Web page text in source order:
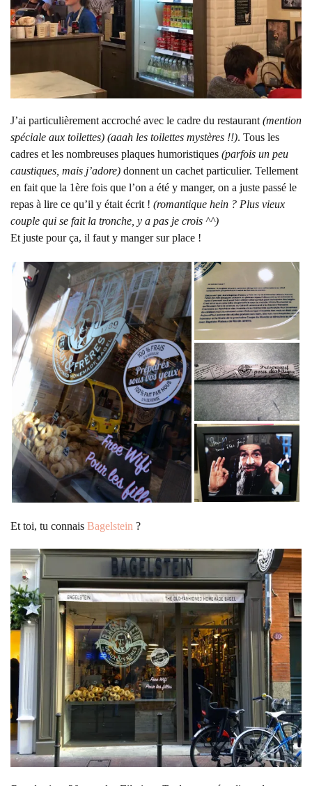
J’ai particulièrement accroché avec le cadre du restaurant (mention
spéciale aux toilettes) (aaah les toilettes mystères !!). Tous les
cadres et les nombreuses plaques humoristiques (parfois un peu
caustiques, mais j’adore) donnent un cachet particulier. Tellement
en fait que la 1ère fois que l’on a été y manger, on a juste passé le
repas à lire ce qu’il y était écrit ! (romantique hein ? Plus vieux
couple qui se fait la tronche, y a pas je crois ^^)
Et juste pour ça, il faut y manger sur place !
Et toi, tu connais Bagelstein ?